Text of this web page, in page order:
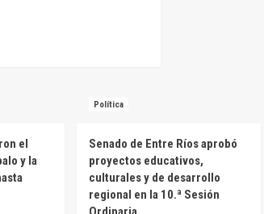
el
y la
Política
Senado de Entre Ríos aprobó
proyectos educativos,
culturales y de desarrollo
regional en la 10.ª Sesión